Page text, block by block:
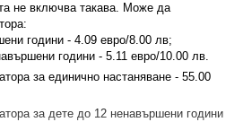
не включва такава. Може да
години - 4.09 евро/8.00 лв;
години - 5.11 евро/10.00 лв.
за единично настаняване - 55.00
за дете до 12 ненавършени години